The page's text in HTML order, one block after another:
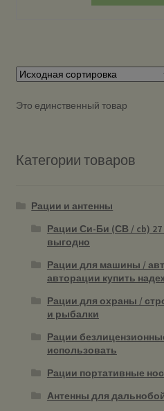
Это единственный товар
Категории товаров
Рации и антенны
Рации Си-Би (СВ / cb) 27
выгодно
Рации для машины /
авторации купить
Рации для охраны /
и рыбалки
Рации
использовать
Рации портативные
Антенны для